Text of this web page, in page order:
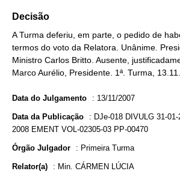
Decisão
A Turma deferiu, em parte, o pedido de
termos do voto da Relatora. Unânime.
Ministro Carlos Britto. Ausente,
Marco Aurélio, Presidente. 1ª. Turma,
Data do Julgamento : 13/11/2007
Data da Publicação : DJe-018 DIVULG 31-
2008 EMENT VOL-02305-03 PP-00470
Órgão Julgador : Primeira Turma
Relator(a) : Min. CÁRMEN LÚCIA